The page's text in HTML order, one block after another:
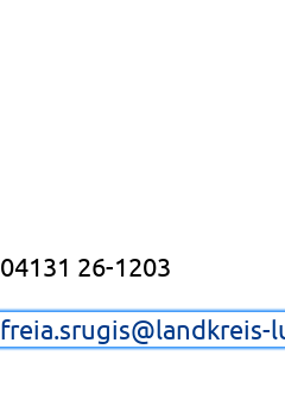
04131 26-1203
freia.srugis@landkreis-